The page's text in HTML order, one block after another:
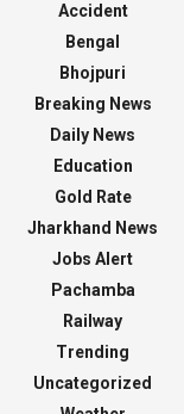
Accident
Bengal
Bhojpuri
Breaking News
Daily News
Education
Gold Rate
Jharkhand News
Jobs Alert
Pachamba
Railway
Trending
Uncategorized